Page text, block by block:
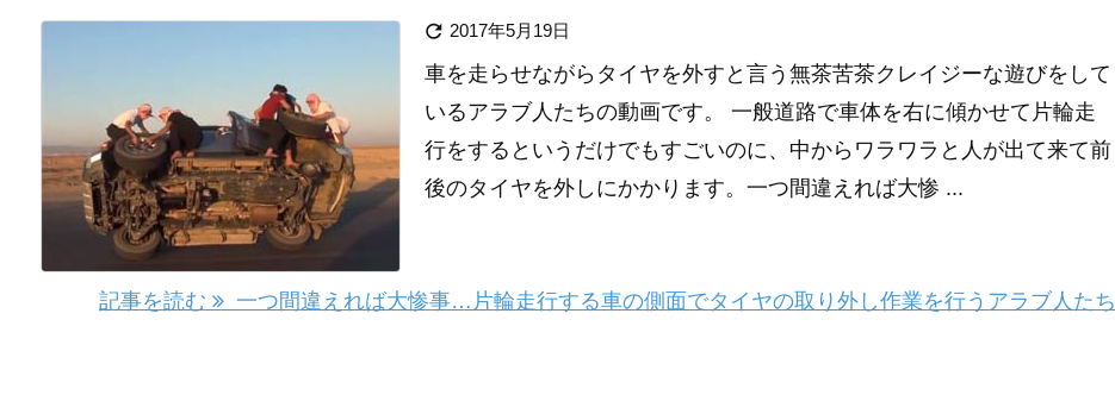
 2017年5月19日
車を走らせながらタイヤを外すと言う無茶苦茶クレイジーな遊びをして
いるアラブ人たちの動画です。 一般道路で車体を右に傾かせて片輪走
行をするというだけでもすごいのに、中からワラワラと人が出て来て前
後のタイヤを外しにかかります。一つ間違えれば大惨 ...
記事を読む 一つ間違えれば大惨事…片輪走行する車の側面でタイヤの取り外し作業を行うアラブ人たち